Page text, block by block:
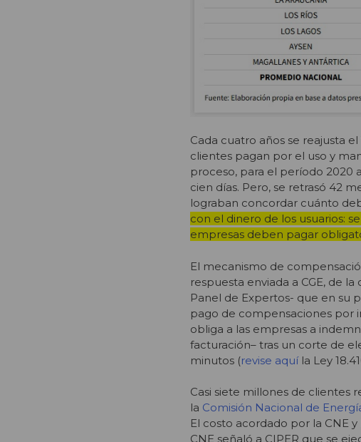
Cada cuatro años se reajusta
clientes pagan por el uso y
proceso, para el período 2020
cien días. Pero, se retrasó 42
lograban concordar cuánto
con el dinero de los usuarios:
empresas deben pagar
El mecanismo de
respuesta enviada a CGE, de
Panel de Expertos- que en su
pago de compensaciones por
obliga a las empresas a
facturación– tras un corte de
minutos (revise aquí la Ley
Casi siete millones de clientes
la Comisión Nacional de
El costo acordado por la CNE
CNE señaló a CIPER que se